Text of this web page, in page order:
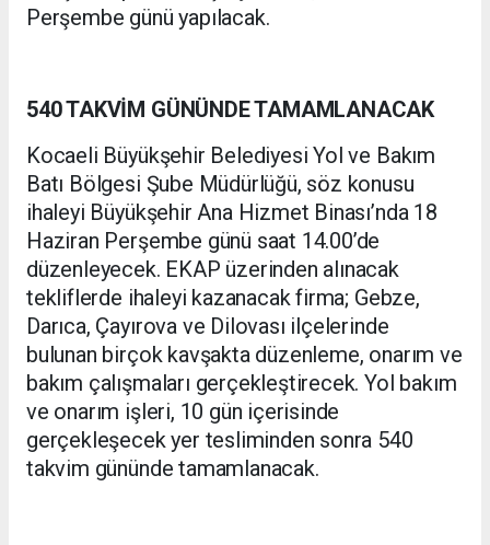
Perşembe günü yapılacak.
540 TAKVİM GÜNÜNDE TAMAMLANACAK
Kocaeli Büyükşehir Belediyesi Yol ve Bakım
Batı Bölgesi Şube Müdürlüğü, söz konusu
ihaleyi Büyükşehir Ana Hizmet Binası’nda 18
Haziran Perşembe günü saat 14.00’de
düzenleyecek. EKAP üzerinden alınacak
tekliflerde ihaleyi kazanacak firma; Gebze,
Darıca, Çayırova ve Dilovası ilçelerinde
bulunan birçok kavşakta düzenleme, onarım ve
bakım çalışmaları gerçekleştirecek. Yol bakım
ve onarım işleri, 10 gün içerisinde
gerçekleşecek yer tesliminden sonra 540
takvim gününde tamamlanacak.